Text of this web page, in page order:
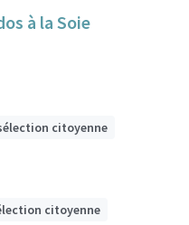
à la Soie
citoyenne
citoyenne